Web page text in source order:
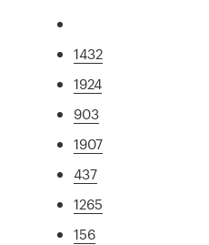
1432
1924
903
1907
437
1265
156